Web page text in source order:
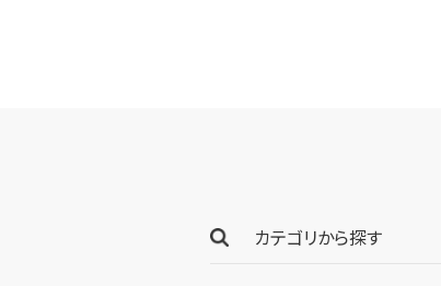
カテゴリから探す